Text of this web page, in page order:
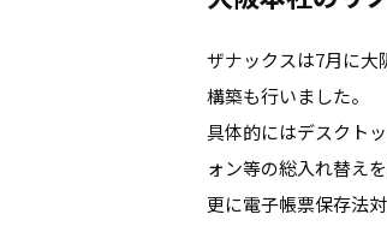
ザナックスは7月に
構築も行いました。
具体的にはデスクト
ォン等の総入れ替えを
更に電子帳票保存法